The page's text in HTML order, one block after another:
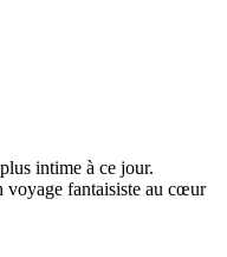
intime à ce jour.
voyage fantaisiste au cœur